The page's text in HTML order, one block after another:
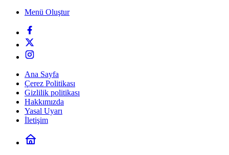
Menü Oluştur
Ana Sayfa
Çerez Politikası
Gizlilik politikası
Hakkımızda
Yasal Uyarı
İletişim